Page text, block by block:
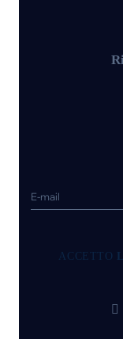
ACCETTO